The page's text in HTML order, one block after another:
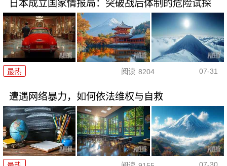
日本成立国家情报局：突破战后体制的危险试探
最热 阅读 8204 07-31
遭遇网络暴力，如何依法维权与自救